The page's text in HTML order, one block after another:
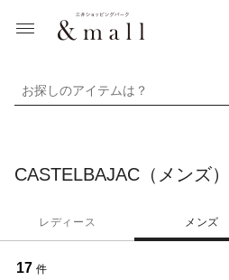
お探しのアイテムは？
CASTELBAJAC（メンズ
レディース メンズ
17 件